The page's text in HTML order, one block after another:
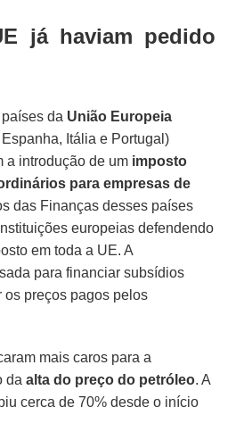
já haviam pedido
da União Europeia
Itália e Portugal)
a introdução de um imposto
para empresas de
das Finanças desses países
europeias defendendo
em toda a UE. A
para financiar subsídios
os preços pagos pelos
mais caros para a
daalta do preço do petróleo. A
cerca de 70% desde o início